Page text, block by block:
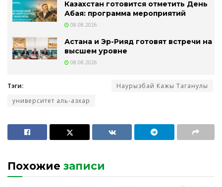
Казахстан готовится отметить День
Абая: программа мероприятий
08.08.2026
Астана и Эр-Рияд готовят встречи на
высшем уровне
08.08.2026
Тэги:
Наурызбай Кажы Таганулы
университет аль-азхар
Похожие записи